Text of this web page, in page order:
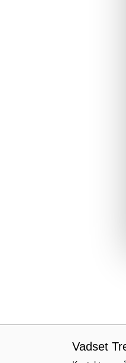
Vadset